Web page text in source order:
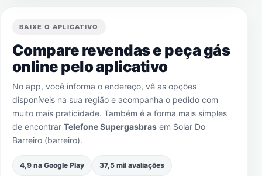
BAIXE O APLICATIVO
Compare revendas e peça gás
online pelo aplicativo
No app, você informa o endereço, vê as opções
disponíveis na sua região e acompanha o pedido com
muito mais praticidade. Também é a forma mais simples
de encontrar Telefone Supergasbras em Solar Do
Barreiro (barreiro).
4,9 na Google Play 37,5 mil avaliações